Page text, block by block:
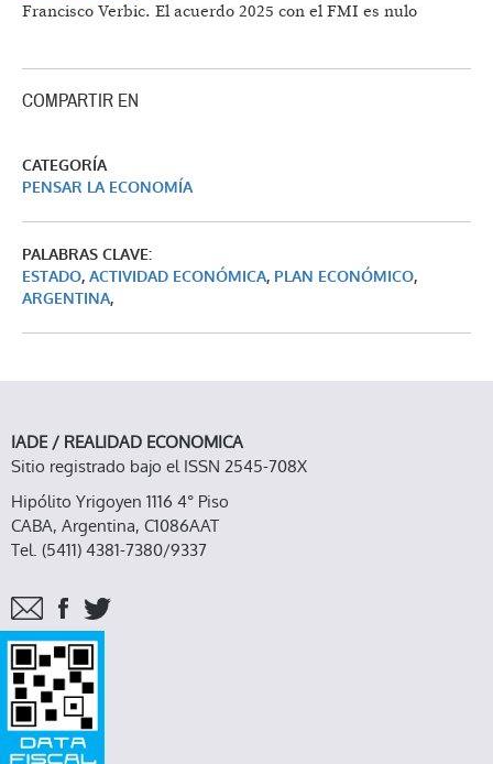
Francisco Verbic. El acuerdo 2025 con el FMI es nulo
COMPARTIR EN
CATEGORÍA
PENSAR LA ECONOMÍA
PALABRAS CLAVE:
ESTADO, ACTIVIDAD ECONÓMICA, PLAN ECONÓMICO,
ARGENTINA,
IADE / REALIDAD ECONOMICA
Sitio registrado bajo el ISSN 2545-708X
Hipólito Yrigoyen 1116 4° Piso
CABA, Argentina, C1086AAT
Tel. (5411) 4381-7380/9337